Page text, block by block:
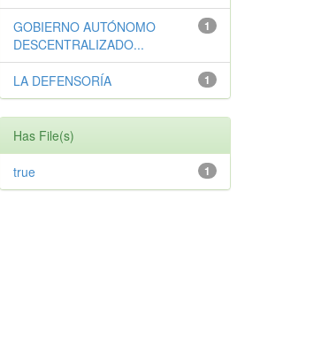
1
GOBIERNO AUTÓNOMO
DESCENTRALIZADO...
1
LA DEFENSORÍA
Has File(s)
1
true